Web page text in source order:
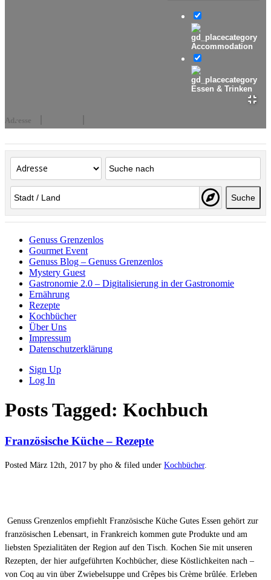
Accommodation
Essen & Trinken
Adresse
Suche
Genuss Grenzenlos
Gourmet Event
Genuss Blog – Genuss Grenzenlos
Mystery Guest
Gastronomie 2.0 – Digitalisierung in der Gastronomie
Ernährung
Rezepte
Kochbücher
Über Uns
Impressum
Datenschutzerklärung
Sign Up
Log In
Posts Tagged: Kochbuch
Französische Küche – Rezepte
Posted März 12th, 2017 by pho & filed under Kochbücher.
Genuss Grenzenlos empfiehlt Französische Küche Gutes Essen gehört zur
französischen Lebensart, in Frankreich kommen gute Produkte und am
liebsten Spezialitäten der Region auf den Tisch. Kochen Sie mit unseren
Rezepten, der hier aufgeführten Kochbücher, diese Köstlichkeiten nach –
von Coq au vin über Zwiebelsuppe und Crêpes bis Crème brûlée. Erleben